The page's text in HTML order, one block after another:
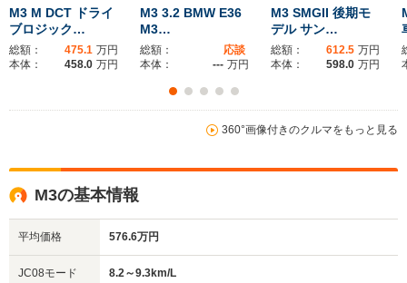
排気量
ホイールベース
-m
4394cc
ホイールベース
-m
ホイ
M3 M DCT ドライ
ブロジック…
総額： 475.1 万円
本体：
458.0 万円
M3 3.2 BMW E36
M3…
総額：
応談
本体：
--- 万円
M3 SMGII 後期モ
デル サン…
総額： 612.5 万円
本体：
598.0 万円
360°画像付きのクルマをもっと見る
M3の基本情報
平均価格 576.6万円
JC08モード
8.2～9.3km/L